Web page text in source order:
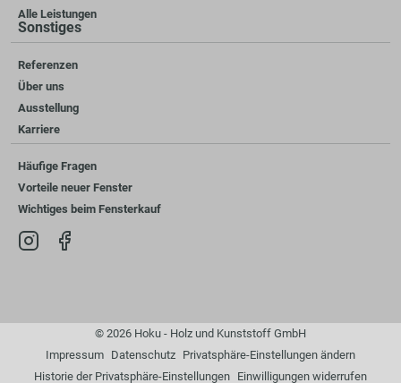
Alle Leistungen
Sonstiges
Referenzen
Über uns
Ausstellung
Karriere
Häufige Fragen
Vorteile neuer Fenster
Wichtiges beim Fensterkauf
© 2026 Hoku - Holz und Kunststoff GmbH
Impressum Datenschutz Privatsphäre-Einstellungen ändern
Historie der Privatsphäre-Einstellungen Einwilligungen widerrufen